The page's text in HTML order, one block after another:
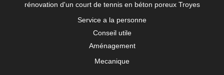
rénovation d'un court de tennis en béton poreux Troyes
Service a la personne
Conseil utile
Aménagement
Mecanique